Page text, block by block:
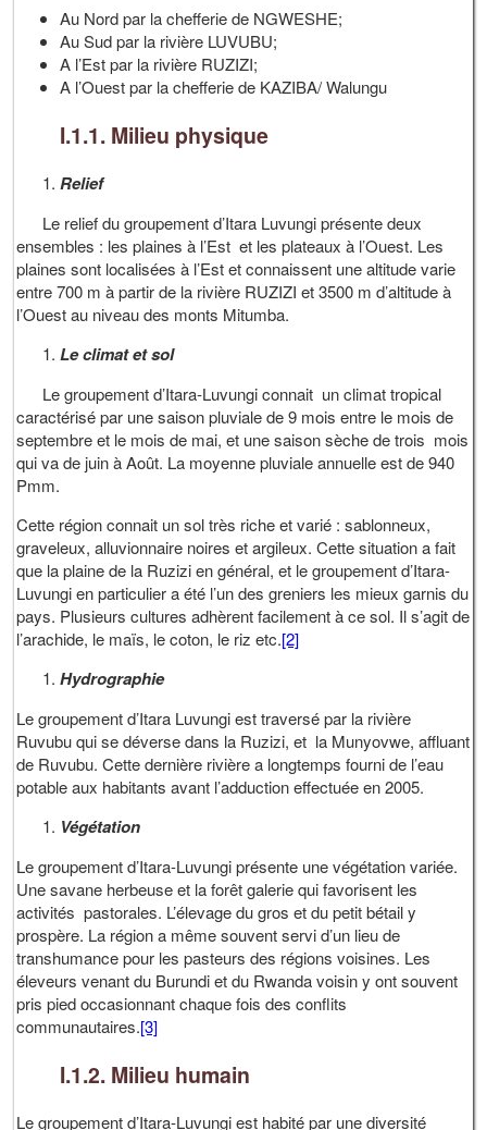
Au Nord par la chefferie de NGWESHE;
Au Sud par la rivière LUVUBU;
A l’Est par la rivière RUZIZI;
A l’Ouest par la chefferie de KAZIBA/ Walungu
I.1.1. Milieu physique
Relief
Le relief du groupement d’Itara Luvungi présente deux
ensembles : les plaines à l’Est et les plateaux à l’Ouest. Les
plaines sont localisées à l’Est et connaissent une altitude varie
entre 700 m à partir de la rivière RUZIZI et 3500 m d’altitude à
l’Ouest au niveau des monts Mitumba.
Le climat et sol
Le groupement d’Itara-Luvungi connait un climat tropical
caractérisé par une saison pluviale de 9 mois entre le mois de
septembre et le mois de mai, et une saison sèche de trois mois
qui va de juin à Août. La moyenne pluviale annuelle est de 940
Pmm.
Cette région connait un sol très riche et varié : sablonneux,
graveleux, alluvionnaire noires et argileux. Cette situation a fait
que la plaine de la Ruzizi en général, et le groupement d’Itara-
Luvungi en particulier a été l’un des greniers les mieux garnis du
pays. Plusieurs cultures adhèrent facilement à ce sol. Il s’agit de
l’arachide, le maïs, le coton, le riz etc.[2]
Hydrographie
Le groupement d’Itara Luvungi est traversé par la rivière
Ruvubu qui se déverse dans la Ruzizi, et la Munyovwe, affluant
de Ruvubu. Cette dernière rivière a longtemps fourni de l’eau
potable aux habitants avant l’adduction effectuée en 2005.
Végétation
Le groupement d’Itara-Luvungi présente une végétation variée.
Une savane herbeuse et la forêt galerie qui favorisent les
activités pastorales. L’élevage du gros et du petit bétail y
prospère. La région a même souvent servi d’un lieu de
transhumance pour les pasteurs des régions voisines. Les
éleveurs venant du Burundi et du Rwanda voisin y ont souvent
pris pied occasionnant chaque fois des conflits
communautaires.[3]
I.1.2. Milieu humain
Le groupement d’Itara-Luvungi est habité par une diversité